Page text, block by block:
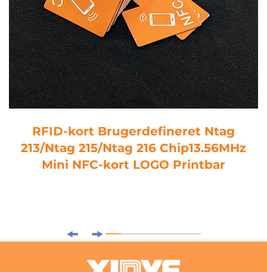
RFID-kort Brugerdefineret Ntag
213/Ntag 215/Ntag 216 Chip13.56MHz
Mini NFC-kort LOGO Printbar